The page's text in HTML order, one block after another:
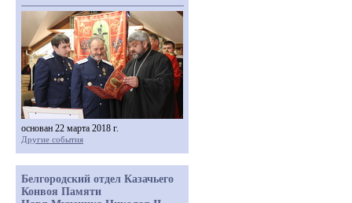
основан 22 марта 2018 г.
Другие события
Белгородский отдел Казачьего
Конвоя Памяти